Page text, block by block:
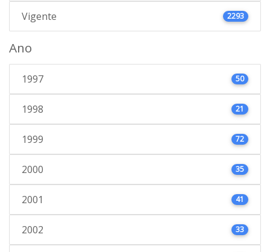
Vigente 2293
Ano
1997 50
1998 21
1999 72
2000 35
2001 41
2002 33